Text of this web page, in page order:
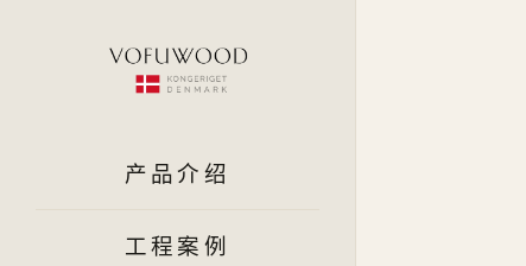
产品介绍
工程案例